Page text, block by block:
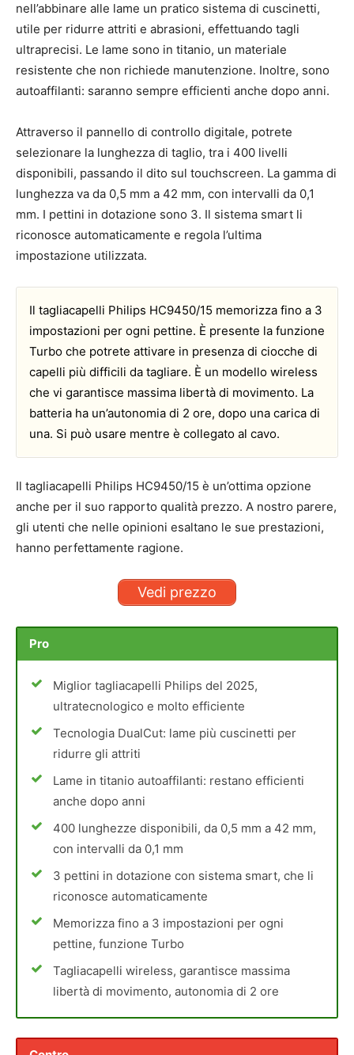
nell’abbinare alle lame un pratico sistema di cuscinetti,
utile per ridurre attriti e abrasioni, effettuando tagli
ultraprecisi. Le lame sono in titanio, un materiale
resistente che non richiede manutenzione. Inoltre, sono
autoaffilanti: saranno sempre efficienti anche dopo anni.
Attraverso il pannello di controllo digitale, potrete
selezionare la lunghezza di taglio, tra i 400 livelli
disponibili, passando il dito sul touchscreen. La gamma di
lunghezza va da 0,5 mm a 42 mm, con intervalli da 0,1
mm. I pettini in dotazione sono 3. Il sistema smart li
riconosce automaticamente e regola l’ultima
impostazione utilizzata.
Il tagliacapelli Philips HC9450/15 memorizza fino a 3
impostazioni per ogni pettine. È presente la funzione
Turbo che potrete attivare in presenza di ciocche di
capelli più difficili da tagliare. È un modello wireless
che vi garantisce massima libertà di movimento. La
batteria ha un’autonomia di 2 ore, dopo una carica di
una. Si può usare mentre è collegato al cavo.
Il tagliacapelli Philips HC9450/15 è un’ottima opzione
anche per il suo rapporto qualità prezzo. A nostro parere,
gli utenti che nelle opinioni esaltano le sue prestazioni,
hanno perfettamente ragione.
Vedi prezzo
Pro
Miglior tagliacapelli Philips del 2025,
ultratecnologico e molto efficiente
Tecnologia DualCut: lame più cuscinetti per
ridurre gli attriti
Lame in titanio autoaffilanti: restano efficienti
anche dopo anni
400 lunghezze disponibili, da 0,5 mm a 42 mm,
con intervalli da 0,1 mm
3 pettini in dotazione con sistema smart, che li
riconosce automaticamente
Memorizza fino a 3 impostazioni per ogni
pettine, funzione Turbo
Tagliacapelli wireless, garantisce massima
libertà di movimento, autonomia di 2 ore